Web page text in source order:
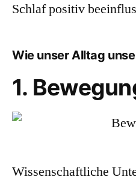
Schlaf positiv
Wie unser Alltag
1.
Wissenschaftliche